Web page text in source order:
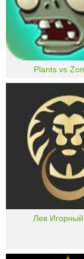
Plants vs
Лев Игорный